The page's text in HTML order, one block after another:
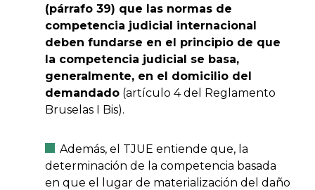
(párrafo 39) que las normas de
competencia judicial internacional
deben fundarse en el principio de que
la competencia judicial se basa,
generalmente, en el domicilio del
demandado (artículo 4 del Reglamento
Bruselas I Bis).
Además, el TJUE entiende que, la
determinación de la competencia basada
en que el lugar de materialización del daño